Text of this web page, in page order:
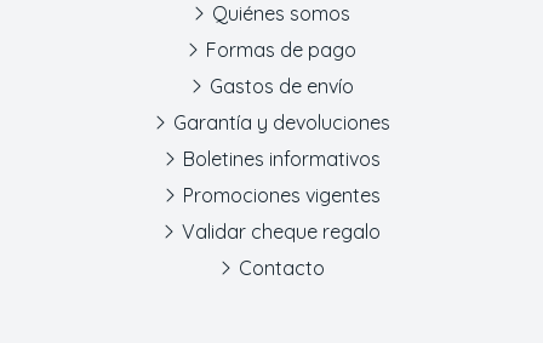
Quiénes somos
Formas de pago
Gastos de envío
Garantía y devoluciones
Boletines informativos
Promociones vigentes
Validar cheque regalo
Contacto